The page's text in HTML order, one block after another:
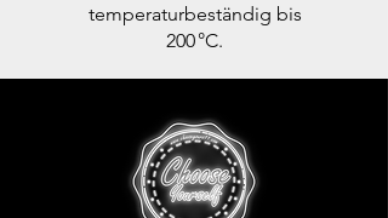
temperaturbeständig bis
200 °C.